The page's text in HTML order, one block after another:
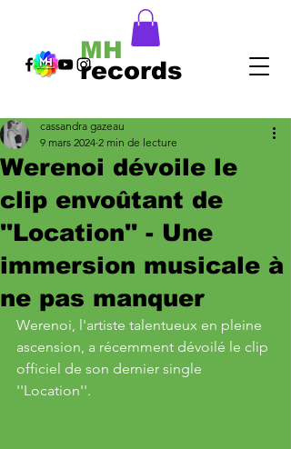
records
MH
Werenoi dévoile le
clip envoûtant de
''Location'' - Une
immersion musicale à
ne pas manquer
cassandra gazeau
9 mars 2024 2 min de lecture
Werenoi, l'artiste talentueux en pleine
ascension, a récemment dévoilé le clip
officiel de son dernier single
''Location''.